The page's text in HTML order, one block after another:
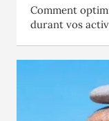
Comment
durant vos